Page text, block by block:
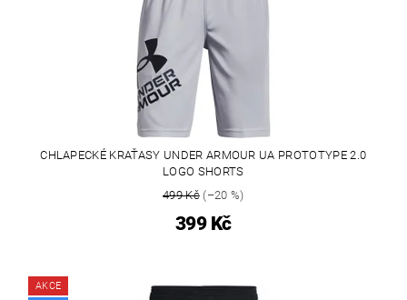
CHLAPECKÉ KRAŤASY UNDER ARMOUR UA PROTOTYPE 2.0
LOGO SHORTS
499 Kč(–20 %)
399 Kč
AKCE